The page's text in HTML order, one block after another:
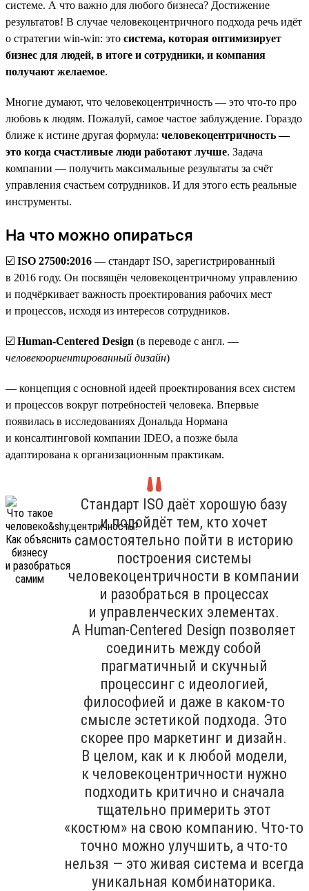
системе. А что важно для любого бизнеса? Достижение
результатов! В случае человекоцентричного подхода речь идёт
о стратегии win-win: это система, которая оптимизирует
бизнес для людей, в итоге и сотрудники, и компания
получают желаемое.
Многие думают, что человекоцентричность — это что-то про
любовь к людям. Пожалуй, самое частое заблуждение. Гораздо
ближе к истине другая формула: человекоцентричность —
это когда счастливые люди работают лучше. Задача
компании — получить максимальные результаты за счёт
управления счастьем сотрудников. И для этого есть реальные
инструменты.
На что можно опираться
☑️ ISO 27500:2016 — стандарт ISO, зарегистрированный
в 2016 году. Он посвящён человекоцентричному управлению
и подчёркивает важность проектирования рабочих мест
и процессов, исходя из интересов сотрудников.
☑️ Human-Centered Design (в переводе с англ. —
человекоориентированный дизайн)
— концепция с основной идеей проектирования всех систем
и процессов вокруг потребностей человека. Впервые
появилась в исследованиях Дональда Нормана
и консалтинговой компании IDEO, а позже была
адаптирована к организационным практикам.
Стандарт ISO даёт хорошую базу
и подойдёт тем, кто хочет
самостоятельно пойти в историю
построения системы
человекоцентричности в компании
и разобраться в процессах
и управленческих элементах.
А Human-Centered Design позволяет
соединить между собой
прагматичный и скучный
процессинг с идеологией,
философией и даже в каком-то
смысле эстетикой подхода. Это
скорее про маркетинг и дизайн.
В целом, как и к любой модели,
к человекоцентричности нужно
подходить критично и сначала
тщательно примерить этот
«костюм» на свою компанию. Что-то
точно можно улучшить, а что-то
нельзя — это живая система и всегда
уникальная комбинаторика.